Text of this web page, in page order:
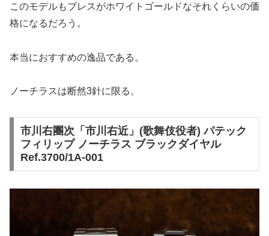
このモデルもブレスがホワイトゴールドなそれくらいの価
格になるだろう。
本当におすすめの逸品である。
ノーチラスは断然3針に限る。
市川右團次「市川右近」(歌舞伎役者) パテック
フィリップ ノーチラス ブラックダイヤル
Ref.3700/1A-001